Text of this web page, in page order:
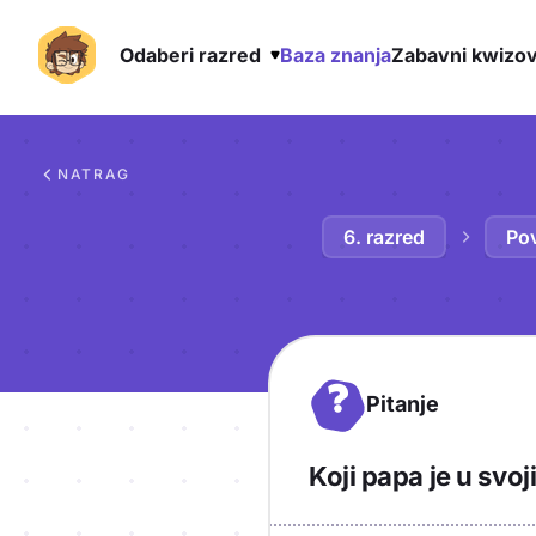
Odaberi razred Baza znanjaZabavni
NATRAG
6. razred
? Pitanje
Koji papa je u